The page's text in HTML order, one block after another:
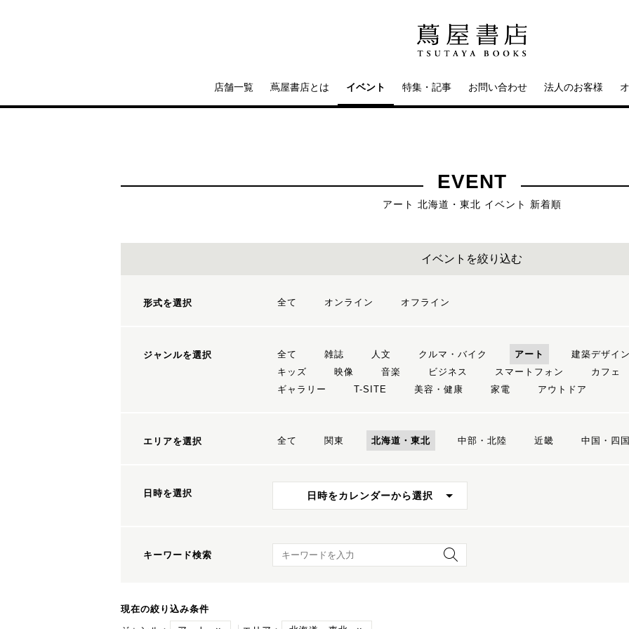
店舗一覧 蔦屋書店とは イベント 特集・記事 お問い合わせ 法人のお客様
EVENT
アート 北海道・東北 イベント 新着順
イベントを絞り込む
形式を選択 全て オンライン オフライン
ジャンルを選択 全て 雑誌 人文 クルマ・バイク アート 建築デザイン
キッズ
映像 音楽 ビジネス スマートフォン カフェ
ギャラリー
T-SITE 美容・健康 家電 アウトドア
エリアを選択 全て 関東 北海道・東北 中部・北陸 近畿 中国・四国
日時を選択 日時をカレンダーから選択
キーワード検索 キーワード検索
現在の絞り込み条件